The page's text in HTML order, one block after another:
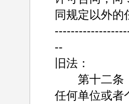
同规定以外的
--
旧法：
第十二条
任何单位或者